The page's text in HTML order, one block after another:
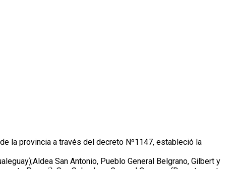
la provincia a través del decreto Nº1147, estableció la
San Antonio, Pueblo General Belgrano, Gilbert y